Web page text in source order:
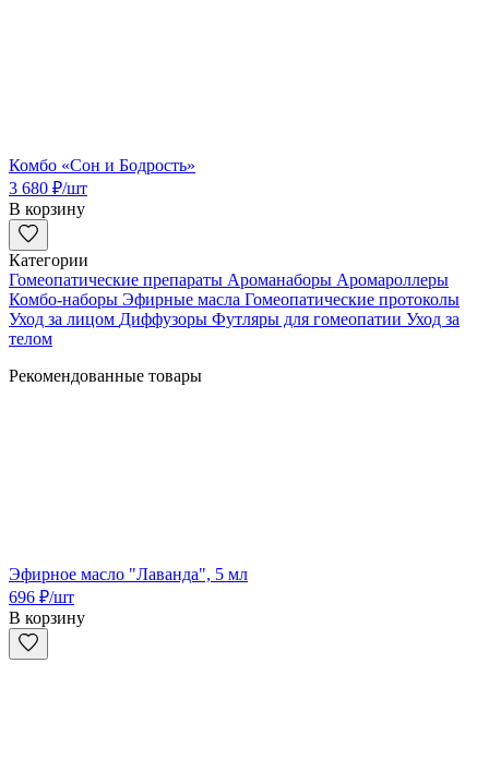
Комбо «Сон и Бодрость»
3 680 ₽/шт
В корзину
Категории
Гомеопатические препараты Ароманаборы Аромароллеры
Комбо-наборы Эфирные масла Гомеопатические протоколы
Уход за лицом Диффузоры Футляры для гомеопатии Уход за
телом
Рекомендованные товары
Эфирное масло "Лаванда", 5 мл
696 ₽/шт
В корзину